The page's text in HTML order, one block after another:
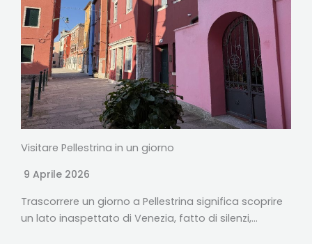
Visitare Pellestrina in un giorno
9 Aprile 2026
Trascorrere un giorno a Pellestrina significa scoprire
un lato inaspettato di Venezia, fatto di silenzi,…